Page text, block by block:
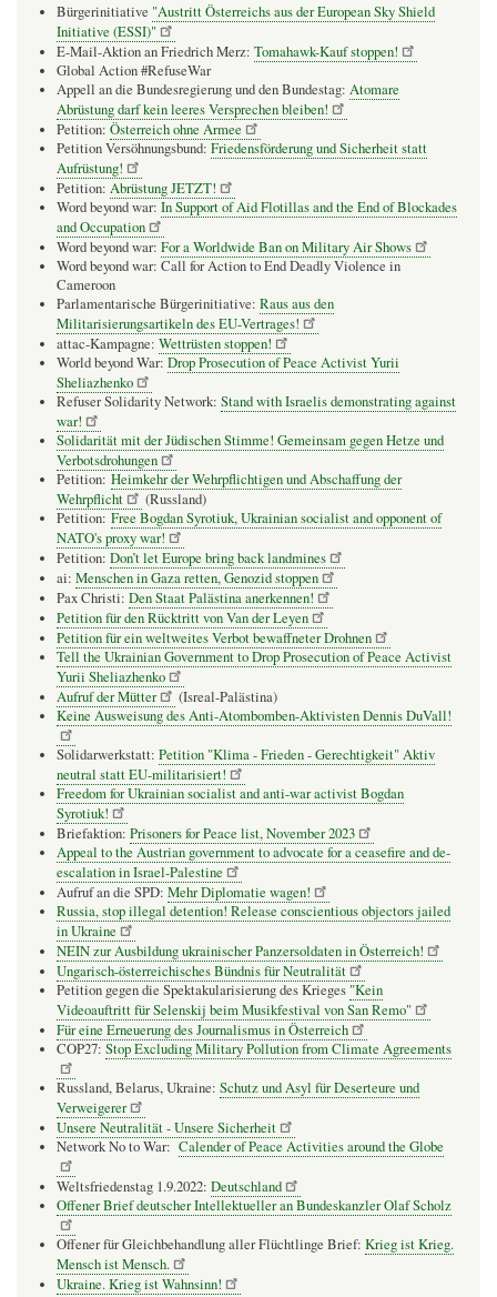
Bürgerinitiative "Austritt Österreichs aus der European Sky Shield
Initiative (ESSI)"
E-Mail-Aktion an Friedrich Merz: Tomahawk-Kauf stoppen!
Global Action #RefuseWar
Appell an die Bundesregierung und den Bundestag: Atomare
Abrüstung darf kein leeres Versprechen bleiben!
Petition: Österreich ohne Armee
Petition Versöhnungsbund: Friedensförderung und Sicherheit statt
Aufrüstung!
Petition: Abrüstung JETZT!
Word beyond war: In Support of Aid Flotillas and the End of Blockades
and Occupation
Word beyond war: For a Worldwide Ban on Military Air Shows
Word beyond war: Call for Action to End Deadly Violence in
Cameroon
Parlamentarische Bürgerinitiative: Raus aus den
Militarisierungsartikeln des EU-Vertrages!
attac-Kampagne: Wettrüsten stoppen!
World beyond War: Drop Prosecution of Peace Activist Yurii
Sheliazhenko
Refuser Solidarity Network: Stand with Israelis demonstrating against
war!
Solidarität mit der Jüdischen Stimme! Gemeinsam gegen Hetze und
Verbotsdrohungen
Petition: Heimkehr der Wehrpflichtigen und Abschaffung der
Wehrpflicht
(Russland)
Petition: Free Bogdan Syrotiuk, Ukrainian socialist and opponent of
NATO's proxy war!
Petition: Don’t let Europe bring back landmines
ai: Menschen in Gaza retten, Genozid stoppen
Pax Christi: Den Staat Palästina anerkennen!
Petition für den Rücktritt von Van der Leyen
Petition für ein weltweites Verbot bewaffneter Drohnen
Tell the Ukrainian Government to Drop Prosecution of Peace Activist
Yurii Sheliazhenko
Aufruf der Mütter
(Isreal-Palästina)
Keine Ausweisung des Anti-Atombomben-Aktivisten Dennis DuVall!
Solidarwerkstatt: Petition "Klima - Frieden - Gerechtigkeit" Aktiv
neutral statt EU-militarisiert!
Freedom for Ukrainian socialist and anti-war activist Bogdan
Syrotiuk!
Briefaktion: Prisoners for Peace list, November 2023
Appeal to the Austrian government to advocate for a ceasefire and de-
escalation in Israel-Palestine
Aufruf an die SPD: Mehr Diplomatie wagen!
Russia, stop illegal detention! Release conscientious objectors jailed
in Ukraine
NEIN zur Ausbildung ukrainischer Panzersoldaten in Österreich!
Ungarisch-österreichisches Bündnis für Neutralität
Petition gegen die Spektakularisierung des Krieges "Kein
Videoauftritt für Selenskij beim Musikfestival von San Remo"
Für eine Erneuerung des Journalismus in Österreich
COP27: Stop Excluding Military Pollution from Climate Agreements
Russland, Belarus, Ukraine: Schutz und Asyl für Deserteure und
Verweigerer
Unsere Neutralität - Unsere Sicherheit
Network No to War: Calender of Peace Activities around the Globe
Weltsfriedenstag 1.9.2022: Deutschland
Offener Brief deutscher Intellektueller an Bundeskanzler Olaf Scholz
Offener für Gleichbehandlung aller Flüchtlinge Brief: Krieg ist Krieg.
Mensch ist Mensch.
Ukraine. Krieg ist Wahnsinn!